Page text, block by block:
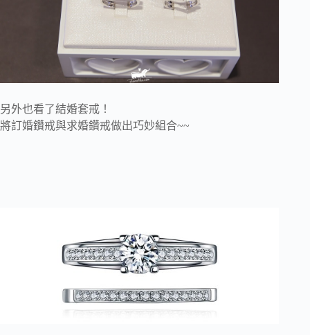
另外也看了結婚套戒！
將訂婚鑽戒與求婚鑽戒做出巧妙組合~~